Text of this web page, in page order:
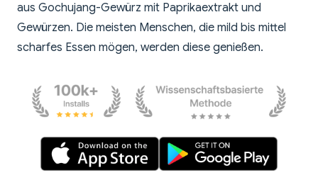
aus Gochujang-Gewürz mit Paprikaextrakt und
Gewürzen. Die meisten Menschen, die mild bis mittel
scharfes Essen mögen, werden diese genießen.